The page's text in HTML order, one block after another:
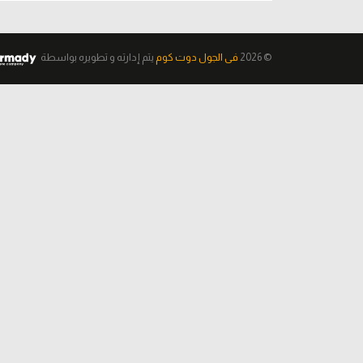
© 2026 فى الجول دوت كوم يتم إدارته و تطويره بواسطة